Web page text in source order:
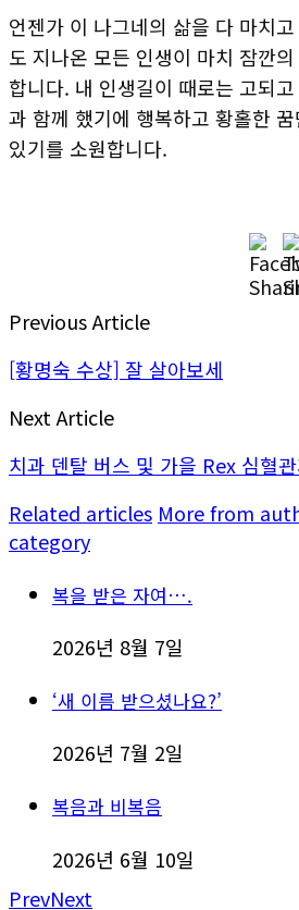
언젠가 이 나그네의 삶을 다 마치
도 지나온 모든 인생이 마치 잠깐
합니다. 내 인생길이 때로는 고되
과 함께 했기에 행복하고 황홀한
있기를 소원합니다.
Previous Article
[황명숙 수상] 잘 살아보세
Next Article
치과 덴탈 버스 및 가을 Rex 심혈
Related articles More from
category
복을 받은 자여….
2026년 8월 7일
‘새 이름 받으셨나요?’
2026년 7월 2일
복음과 비복음
2026년 6월 10일
PrevNext